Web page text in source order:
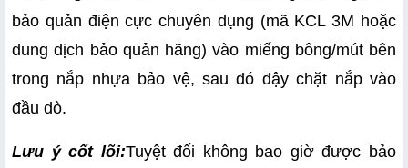
bảo quản điện cực chuyên dụng (mã KCL 3M hoặc
dung dịch bảo quản hãng) vào miếng bông/mút bên
trong nắp nhựa bảo vệ, sau đó đậy chặt nắp vào
đầu dò.
Lưu ý cốt lõi:Tuyệt đối không bao giờ được bảo